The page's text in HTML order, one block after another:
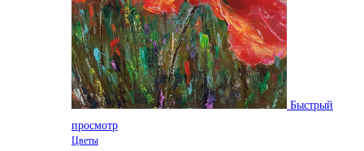
Быстрый
просмотр
Цветы